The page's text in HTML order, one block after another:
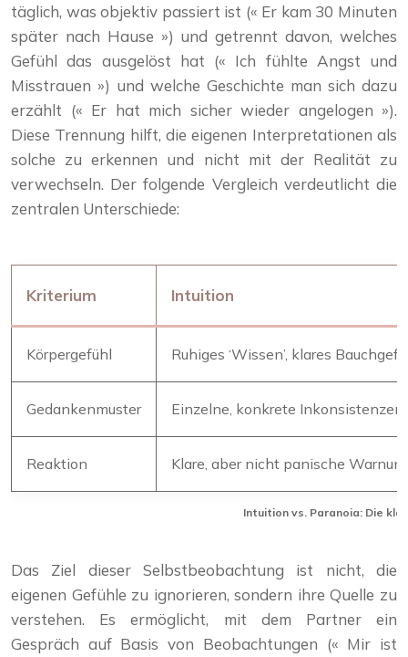
täglich, was objektiv passiert ist (« Er kam 30 Minuten
später nach Hause ») und getrennt davon, welches
Gefühl das ausgelöst hat (« Ich fühlte Angst und
Misstrauen ») und welche Geschichte man sich dazu
erzählt (« Er hat mich sicher wieder angelogen »).
Diese Trennung hilft, die eigenen Interpretationen als
solche zu erkennen und nicht mit der Realität zu
verwechseln. Der folgende Vergleich verdeutlicht die
zentralen Unterschiede:
Intuition vs. Paranoia: Die
Kriterium Intuition
Körpergefühl Ruhiges ‘Wissen’, klares
Gedankenmuster Einzelne, konkrete Inkonsistenzen
Reaktion Klare, aber nicht panische
Das Ziel dieser Selbstbeobachtung ist nicht, die
eigenen Gefühle zu ignorieren, sondern ihre Quelle zu
verstehen. Es ermöglicht, mit dem Partner ein
Gespräch auf Basis von Beobachtungen (« Mir ist